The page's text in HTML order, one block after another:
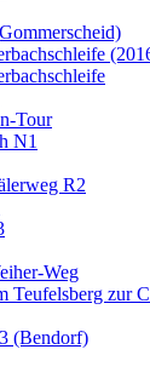
Tour
N1
R2
Weg
Teufelsberg zur
(Bendorf)